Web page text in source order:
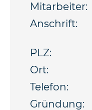
Mitarbeiter:
Anschrift:
PLZ:
Ort:
Telefon:
Gründung: